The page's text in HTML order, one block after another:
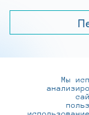
+7Мы